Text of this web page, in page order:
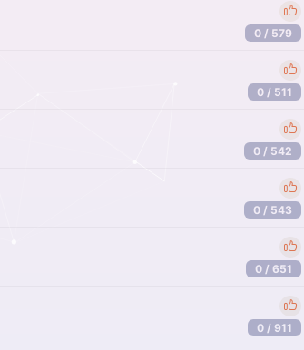
0 / 579
0 / 511
0 / 542
0 / 543
0 / 651
0 / 911